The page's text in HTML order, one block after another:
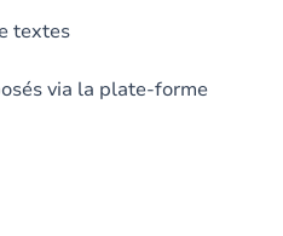
textes
via la plate-forme